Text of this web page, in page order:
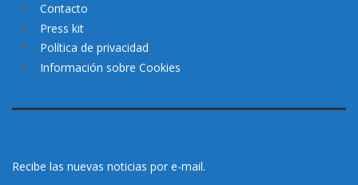
Contacto
Press kit
Política de privacidad
Información sobre Cookies
Recibe las nuevas noticias por e-mail.